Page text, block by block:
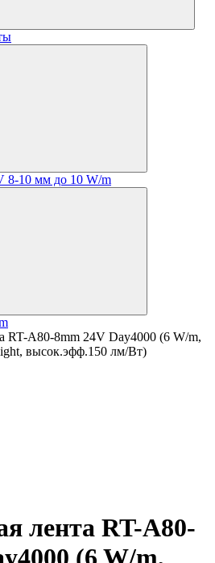
8-10 мм до 10 W/m
RT-A80-8mm 24V Day4000 (6 W/m,
высок.эфф.150 лм/Вт)
лента RT-A80-